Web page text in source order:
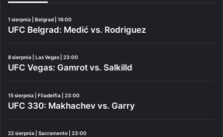
1 sierpnia | Belgrad | 16:00
UFC Belgrad: Medić vs. Rodriguez
8 sierpnia | Las Vegas | 23:00
UFC Vegas: Gamrot vs. Salkilld
15 sierpnia | Filadelfia | 23:00
UFC 330: Makhachev vs. Garry
22 sierpnia | Sacramento | 23:00